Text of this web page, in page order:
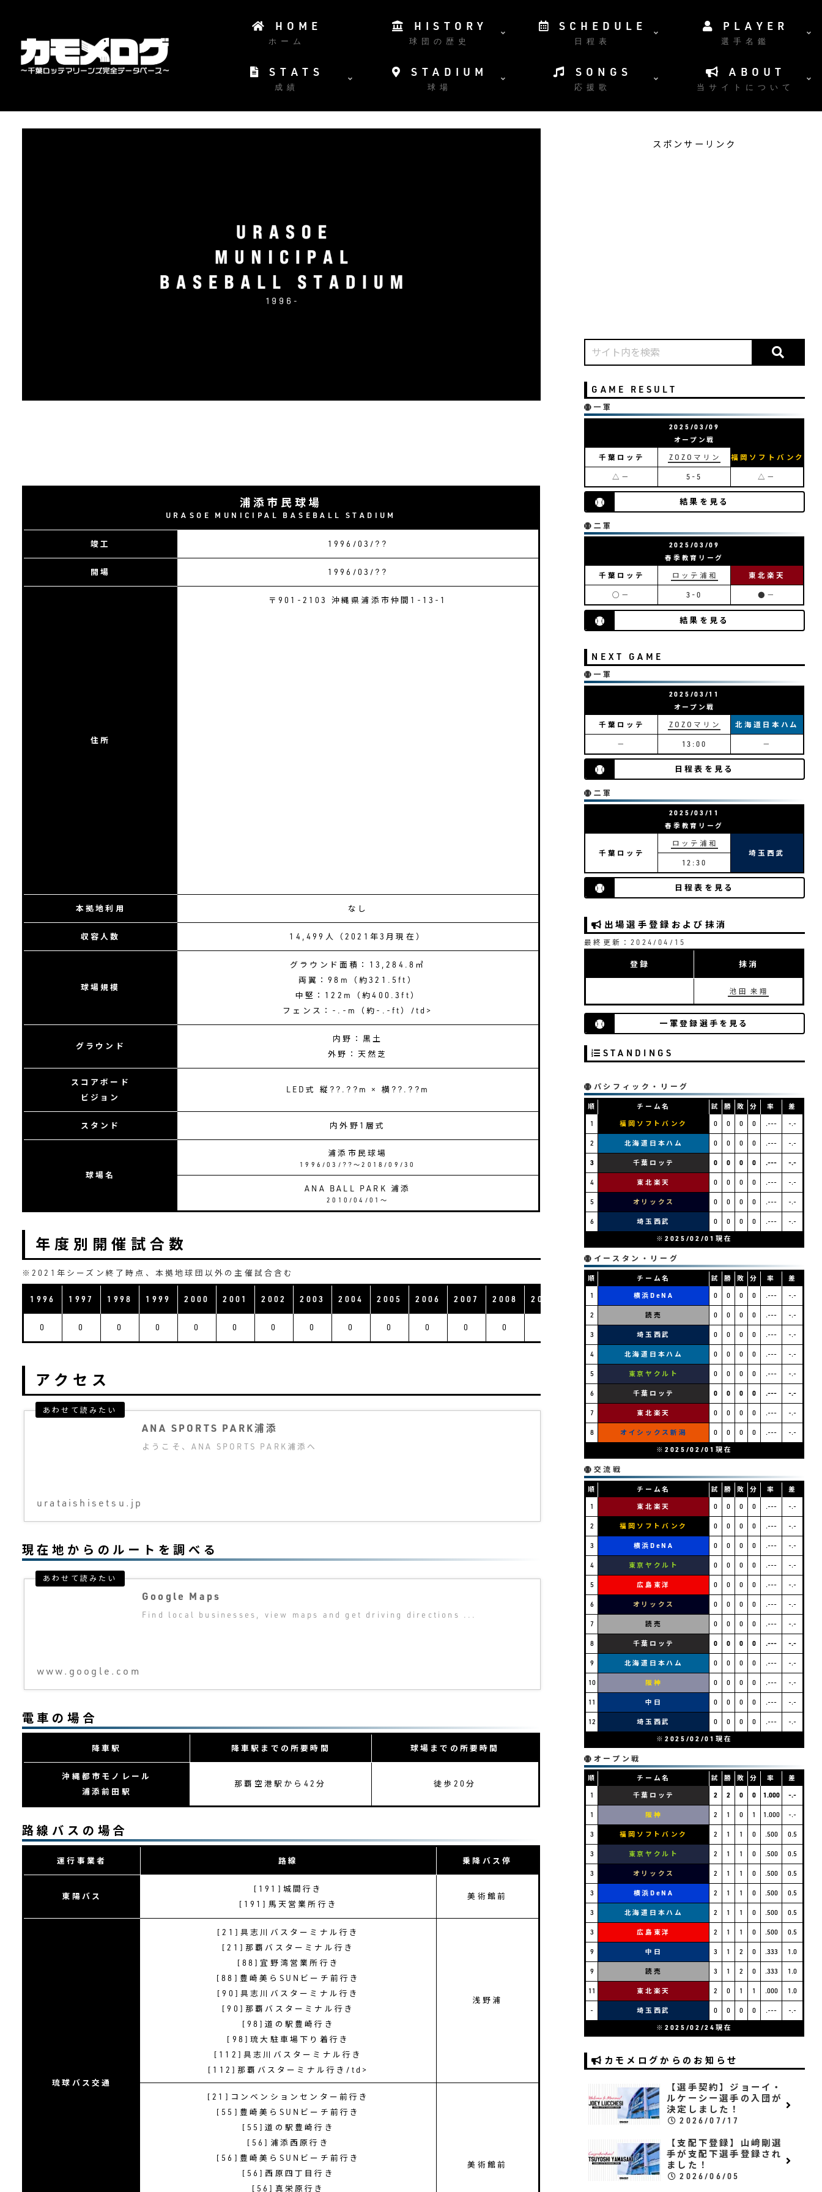
HOME
ホーム
HISTORY
球団の歴史
SCHEDULE
日程表
PLAYER
選手名鑑
STATS
成績
STADIUM
球場
SONGS
応援歌
ABOUT
当サイトについて
浦添市民球場
URASOE MUNICIPAL BASEBALL STADIUM
竣工 1996/03/??
開場 1996/03/??
住所
〒901-2103 沖縄県浦添市仲間1-13-1
本拠地利用 なし
収容人数 14,499人（2021年3月現在）
球場規模
グラウンド面積：13,284.8㎡
両翼：98m（約321.5ft）
中堅：122m（約400.3ft）
フェンス：-.-m（約-.-ft）/td>
グラウンド
内野：黒土
外野：天然芝
スコアボード
ビジョン
LED式 縦??.??m × 横??.??m
スタンド 内外野1層式
球場名
浦添市民球場
1996/03/??〜2018/09/30
ANA BALL PARK 浦添
2010/04/01〜
年度別開催試合数
※2021年シーズン終了時点、本拠地球団以外の主催試合含む
1996 1997 1998 1999 2000 2001 2002 2003 2004 2005 2006 2007 2008 2009 2010 2012 2014 2015
0 0 0 0 0 0 0 0 0 0 0 0 0 0 0 0 0 0
アクセス
ANA SPORTS PARK浦添
ようこそ、ANA SPORTS PARK浦添へ
urataishisetsu.jp
現在地からのルートを調べる
Google Maps
Find local businesses, view maps and get driving directions ...
www.google.com
電車の場合
降車駅 降車駅までの所要時間 球場までの所要時間
沖縄都市モノレール
浦添前田駅
那覇空港駅から42分 徒歩20分
路線バスの場合
運行事業者 路線 乗降バス停
東陽バス
[191]城間行き
[191]馬天営業所行き
美術館前
琉球バス交通
[21]具志川バスターミナル行き
[21]那覇バスターミナル行き
[88]宜野湾営業所行き
[88]豊崎美らSUNビーチ前行き
[90]具志川バスターミナル行き
[90]那覇バスターミナル行き
[98]道の駅豊崎行き
[98]琉大駐車場下り着行き
[112]具志川バスターミナル行き
[112]那覇バスターミナル行き/td>
浅野浦
[21]コンベンションセンター前行き
[55]豊崎美らSUNビーチ前行き
[55]道の駅豊崎行き
[56]浦添西原行き
[56]豊崎美らSUNビーチ前行き
[56]西原四丁目行き
[56]真栄原行き
美術館前
スポンサーリンク
GAME RESULT
一軍
2025/03/09
オープン戦
千葉ロッテ ZOZOマリン 福岡ソフトバンク
△－ 5-5 △－
結果を見る
二軍
2025/03/09
春季教育リーグ
千葉ロッテ ロッテ浦和 東北楽天
○－ 3-0 ●－
結果を見る
NEXT GAME
一軍
2025/03/11
オープン戦
千葉ロッテ ZOZOマリン 北海道日本ハム
－ 13:00 －
日程表を見る
二軍
2025/03/11
春季教育リーグ
千葉ロッテ
ロッテ浦和
埼玉西武
12:30
日程表を見る
出場選手登録および抹消
最終更新：2024/04/15
登録 抹消
池田 来翔
一軍登録選手を見る
STANDINGS
パシフィック・リーグ
順 チーム名 試 勝 敗 分 率 差
1 福岡ソフトバンク 0 0 0 0 .--- -.-
2 北海道日本ハム 0 0 0 0 .--- -.-
3 千葉ロッテ 0 0 0 0 .--- -.-
4 東北楽天 0 0 0 0 .--- -.-
5 オリックス 0 0 0 0 .--- -.-
6 埼玉西武 0 0 0 0 .--- -.-
※2025/02/01現在
イースタン・リーグ
順 チーム名 試 勝 敗 分 率 差
1 横浜DeNA 0 0 0 0 .--- -.-
2 読売 0 0 0 0 .--- -.-
3 埼玉西武 0 0 0 0 .--- -.-
4 北海道日本ハム 0 0 0 0 .--- -.-
5 東京ヤクルト 0 0 0 0 .--- -.-
6 千葉ロッテ 0 0 0 0 .--- -.-
7 東北楽天 0 0 0 0 .--- -.-
8 オイシックス新潟 0 0 0 0 .--- -.-
※2025/02/01現在
交流戦
順 チーム名 試 勝 敗 分 率 差
1 東北楽天 0 0 0 0 .--- -.-
2 福岡ソフトバンク 0 0 0 0 .--- -.-
3 横浜DeNA 0 0 0 0 .--- -.-
4 東京ヤクルト 0 0 0 0 .--- -.-
5 広島東洋 0 0 0 0 .--- -.-
6 オリックス 0 0 0 0 .--- -.-
7 読売 0 0 0 0 .--- -.-
8 千葉ロッテ 0 0 0 0 .--- -.-
9 北海道日本ハム 0 0 0 0 .--- -.-
10 阪神 0 0 0 0 .--- -.-
11 中日 0 0 0 0 .--- -.-
12 埼玉西武 0 0 0 0 .--- -.-
※2025/02/01現在
オープン戦
順 チーム名 試 勝 敗 分 率 差
1 千葉ロッテ 2 2 0 0 1.000 -.-
1 阪神 2 1 0 1 1.000 -.-
3 福岡ソフトバンク 2 1 1 0 .500 0.5
3 東京ヤクルト 2 1 1 0 .500 0.5
3 オリックス 2 1 1 0 .500 0.5
3 横浜DeNA 2 1 1 0 .500 0.5
3 北海道日本ハム 2 1 1 0 .500 0.5
3 広島東洋 2 1 1 0 .500 0.5
9 中日 3 1 2 0 .333 1.0
9 読売 3 1 2 0 .333 1.0
11 東北楽天 2 0 1 1 .000 1.0
- 埼玉西武 0 0 0 0 .--- -.-
※2025/02/24現在
カモメログからのお知らせ
【選手契約】ジョーイ・
ルケーシー選手の入団が
決定しました！
2026/07/17
【支配下登録】山﨑剛選
手が支配下選手登録され
ました！
2026/06/05